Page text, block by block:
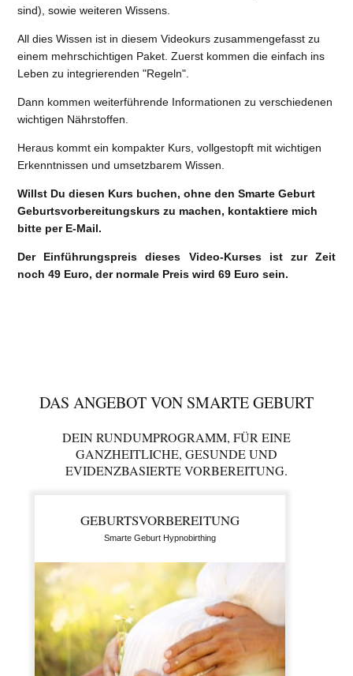
sind), sowie weiteren Wissens.
All dies Wissen ist in diesem Videokurs zusammengefasst zu
einem mehrschichtigen Paket. Zuerst kommen die einfach ins
Leben zu integrierenden "Regeln".
Dann kommen weiterführende Informationen zu verschiedenen
wichtigen Nährstoffen.
Heraus kommt ein kompakter Kurs, vollgestopft mit wichtigen
Erkenntnissen und umsetzbarem Wissen.
Willst Du diesen Kurs buchen, ohne den Smarte Geburt
Geburtsvorbereitungskurs zu machen, kontaktiere mich
bitte per E-Mail.
Der Einführungspreis dieses Video-Kurses ist zur Zeit
noch 49 Euro, der normale Preis wird 69 Euro sein.
DAS ANGEBOT VON SMARTE GEBURT
DEIN RUNDUMPROGRAMM, FÜR EINE
GANZHEITLICHE, GESUNDE UND
EVIDENZBASIERTE VORBEREITUNG.
GEBURTSVORBEREITUNG
Smarte Geburt Hypnobirthing